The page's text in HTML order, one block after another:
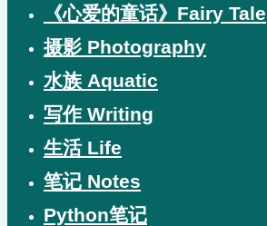
《心爱的童话》Fairy Tale
摄影 Photography
水族 Aquatic
写作 Writing
生活 Life
笔记 Notes
Python笔记